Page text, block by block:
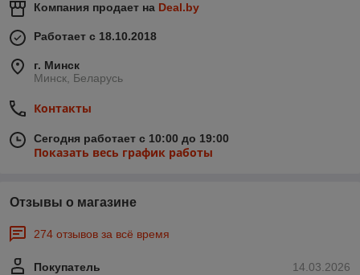
Компания продает на Deal.by
Работает с 18.10.2018
г. Минск
Минск, Беларусь
Контакты
Сегодня работает с 10:00 до 19:00
Показать весь график работы
Отзывы о магазине
274 отзывов за всё время
14.03.2026
Покупатель